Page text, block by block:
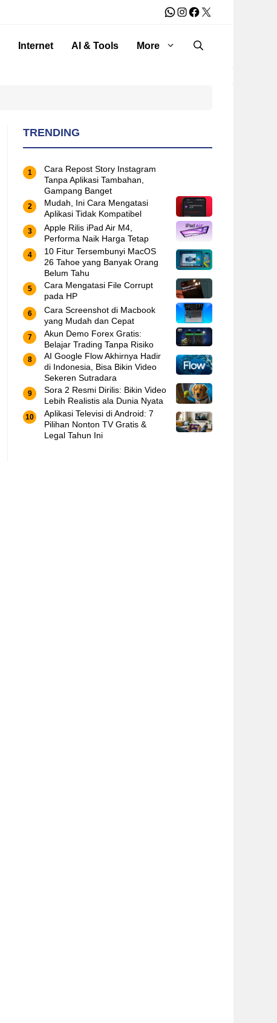
WhatsApp
Instagram
Facebook
X
Internet AI & Tools More
TRENDING
Cara Repost Story Instagram
Tanpa Aplikasi Tambahan,
Gampang Banget
Mudah, Ini Cara Mengatasi
Aplikasi Tidak Kompatibel
Apple Rilis iPad Air M4,
Performa Naik Harga Tetap
10 Fitur Tersembunyi MacOS
26 Tahoe yang Banyak Orang
Belum Tahu
Cara Mengatasi File Corrupt
pada HP
Cara Screenshot di Macbook
yang Mudah dan Cepat
Akun Demo Forex Gratis:
Belajar Trading Tanpa Risiko
AI Google Flow Akhirnya Hadir
di Indonesia, Bisa Bikin Video
Sekeren Sutradara
Sora 2 Resmi Dirilis: Bikin Video
Lebih Realistis ala Dunia Nyata
Aplikasi Televisi di Android: 7
Pilihan Nonton TV Gratis &
Legal Tahun Ini